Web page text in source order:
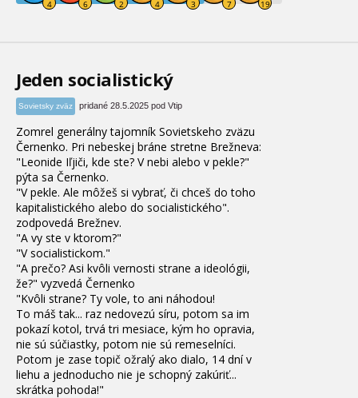
Jeden socialistický
Sovietsky zväz pridané 28.5.2025 pod Vtip
Zomrel generálny tajomník Sovietskeho zväzu
Černenko. Pri nebeskej bráne stretne Brežneva:
"Leonide Iľjiči, kde ste? V nebi alebo v pekle?"
pýta sa Černenko.
"V pekle. Ale môžeš si vybrať, či chceš do toho
kapitalistického alebo do socialistického".
zodpovedá Brežnev.
"A vy ste v ktorom?"
"V socialistickom."
"A prečo? Asi kvôli vernosti strane a ideológii,
že?" vyzvedá Černenko
"Kvôli strane? Ty vole, to ani náhodou!
To máš tak... raz nedovezú síru, potom sa im
pokazí kotol, trvá tri mesiace, kým ho opravia,
nie sú súčiastky, potom nie sú remeselníci.
Potom je zase topič ožralý ako dialo, 14 dní v
liehu a jednoducho nie je schopný zakúriť...
skrátka pohoda!"